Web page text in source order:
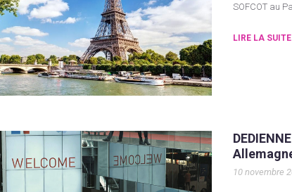
SOFCOT au
LIRE LA
10 novembre